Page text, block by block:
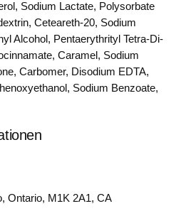
Sodium Lactate, Polysorbate
Ceteareth-20, Sodium
Alcohol, Pentaerythrityl Tetra-Di-
Caramel, Sodium
Carbomer, Disodium EDTA,
Sodium Benzoate,
Ontario, M1K 2A1, CA